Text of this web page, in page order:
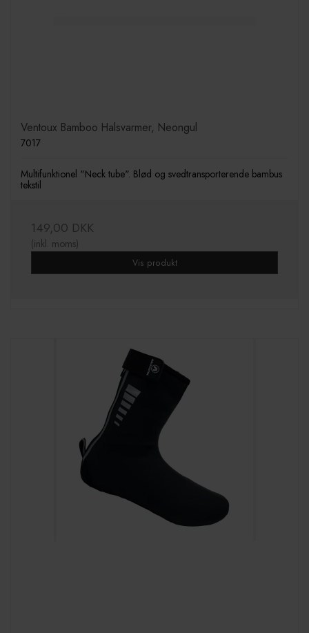
Ventoux Bamboo Halsvarmer, Neongul
7017
Multifunktionel "Neck tube". Blød og svedtransporterende bambus
tekstil
149,00 DKK
(inkl. moms)
Vis produkt